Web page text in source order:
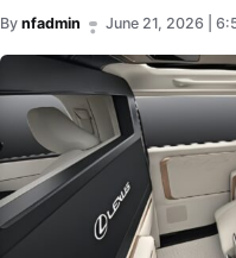
By nfadmin • June 21, 2026 |